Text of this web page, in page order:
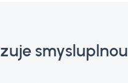
smysluplnou